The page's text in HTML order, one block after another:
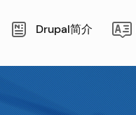
Drupal简介